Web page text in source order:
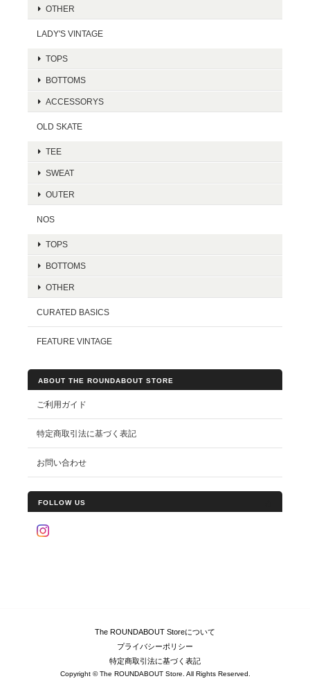
OTHER
LADY'S VINTAGE
TOPS
BOTTOMS
ACCESSORYS
OLD SKATE
TEE
SWEAT
OUTER
NOS
TOPS
BOTTOMS
OTHER
CURATED BASICS
FEATURE VINTAGE
ABOUT THE ROUNDABOUT STORE
ご利用ガイド
特定商取引法に基づく表記
お問い合わせ
FOLLOW US
The ROUNDABOUT Storeについて
プライバシーポリシー
特定商取引法に基づく表記
Copyright © The ROUNDABOUT Store. All Rights Reserved.